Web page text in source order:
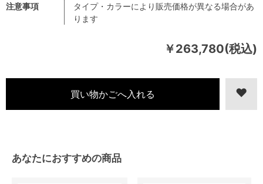
￥263,780(税込)
注意事項
タイプ・カラーにより販売価格が異なる場合があ
ります
あなたにおすすめの商品